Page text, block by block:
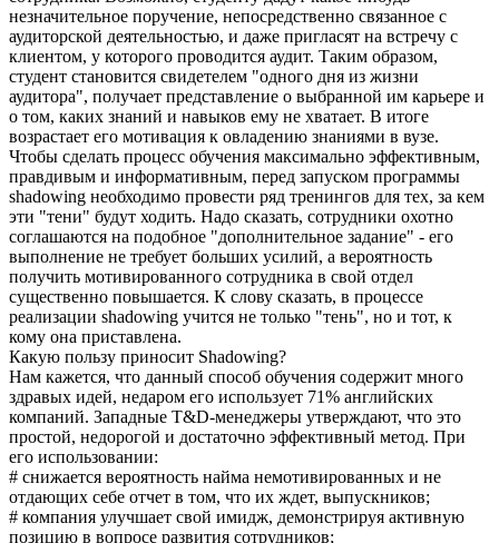
незначительное поручение, непосредственно связанное с
аудиторской деятельностью, и даже пригласят на встречу с
клиентом, у которого проводится аудит. Таким образом,
студент становится свидетелем "одного дня из жизни
аудитора", получает представление о выбранной им карьере и
о том, каких знаний и навыков ему не хватает. В итоге
возрастает его мотивация к овладению знаниями в вузе.
Чтобы сделать процесс обучения максимально эффективным,
правдивым и информативным, перед запуском программы
shadowing необходимо провести ряд тренингов для тех, за кем
эти "тени" будут ходить. Надо сказать, сотрудники охотно
соглашаются на подобное "дополнительное задание" - его
выполнение не требует больших усилий, а вероятность
получить мотивированного сотрудника в свой отдел
существенно повышается. К слову сказать, в процессе
реализации shadowing учится не только "тень", но и тот, к
кому она приставлена.
Какую пользу приносит Shadowing?
Нам кажется, что данный способ обучения содержит много
здравых идей, недаром его использует 71% английских
компаний. Западные T&D-менеджеры утверждают, что это
простой, недорогой и достаточно эффективный метод. При
его использовании:
# снижается вероятность найма немотивированных и не
отдающих себе отчет в том, что их ждет, выпускников;
# компания улучшает свой имидж, демонстрируя активную
позицию в вопросе развития сотрудников;